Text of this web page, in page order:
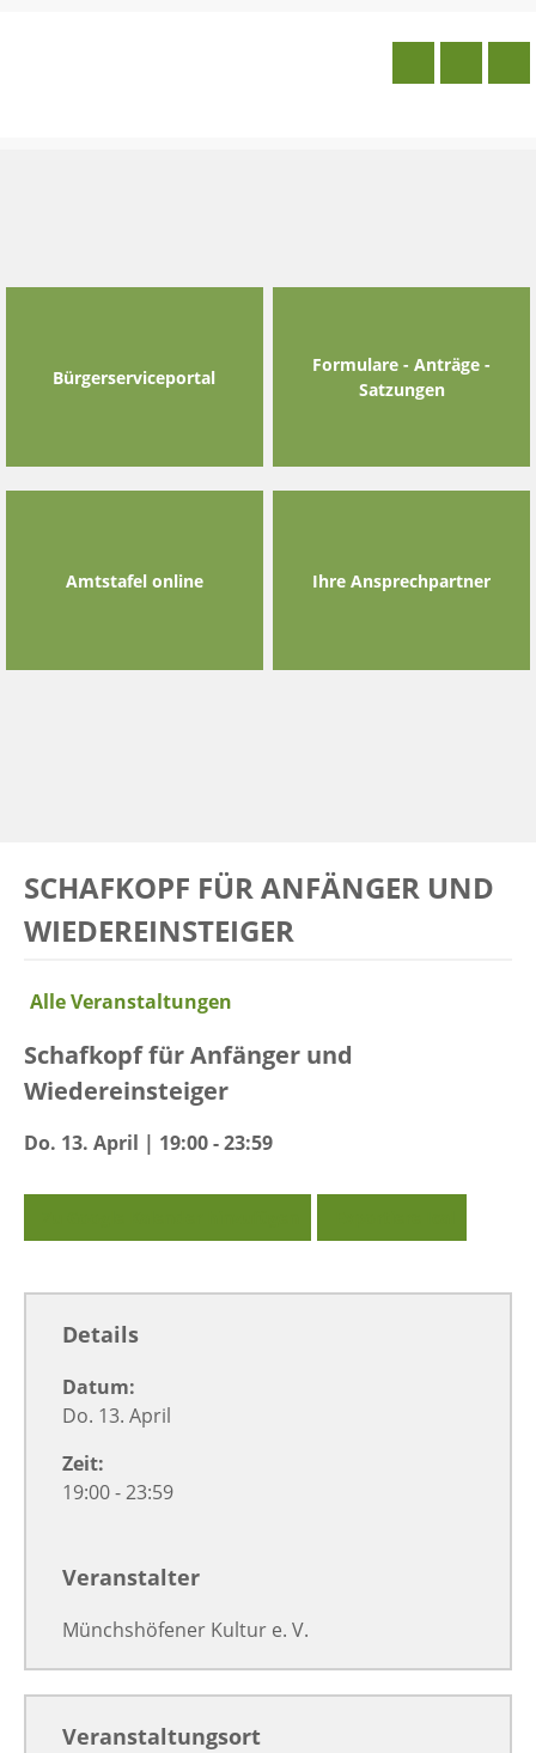
Bürgerserviceportal
Formulare - Anträge -
Satzungen
Amtstafel online Ihre Ansprechpartner
SCHAFKOPF FÜR ANFÄNGER UND
WIEDEREINSTEIGER
Alle Veranstaltungen
Schafkopf für Anfänger und
Wiedereinsteiger
Do. 13. April | 19:00 - 23:59
Details
Datum:
Do. 13. April
Zeit:
19:00 - 23:59
Veranstalter
Münchshöfener Kultur e. V.
Veranstaltungsort